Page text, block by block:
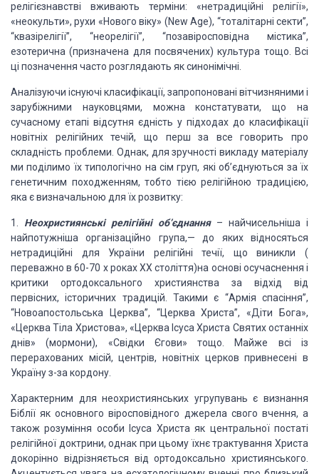
релігієзнавстві вживають терміни: «нетрадиційні релігії»,
«неокульти», рухи «Нового віку» (New Age), “тоталітарні секти”,
“квазірелігії”, “неорелігії”, “позавіросповідна містика”,
езотерична (призначена для посвячених) культура тощо. Всі
ці позначення часто розглядають як синонімічні.
Аналізуючи існуючі класифікації, запропоновані вітчизняними і
зарубіжними науковцями, можна констатувати, що на
сучасному етапі відсутня єдність у підходах до класифікації
новітніх релігійних течій, що перш за все говорить про
складність проблеми . Однак, для зручності викладу матеріалу
ми поділимо їх типологічно на сім груп, які об’єднуються за їх
генетичним походженням, тобто тією релігійною традицією,
яка є визначальною для їх розвитку:
1. Неохристиянські релігійні об’єднання– найчисельніша і
найпотужніша організаційно група,— до яких відносяться
нетрадиційні для України релігійні течії, що виникли (
переважно в 60-70 х роках ХХ століття)на основі осучаснення і
критики ортодоксального християнства за відхід від
первісних, історичних традицій.
Такими є “Армія спасіння”,
“Новоапостольська Церква”, “Церква Христа”, «Діти Бога»,
«Церква Тіла Христова», «Церква Ісуса Христа Святих останніх
днів» (мормони), «Свідки Єгови» тощо.
Майже всі із
перерахованих місій, центрів, новітніх церков привнесені в
Україну з-за кордону.
Характерним для неохристиянських угрупувань є визнання
Біблії як основного віросповідного джерела свого вчення, а
також розуміння особи Ісуса Христа як центральної постаті
релігійної доктрини, однак при цьому їхнє трактування Христа
докорінно відрізняється від ортодоксально християнського.